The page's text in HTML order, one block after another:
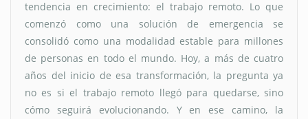
tendencia en crecimiento: el trabajo remoto. Lo que
comenzó como una solución de emergencia se
consolidó como una modalidad estable para millones
de personas en todo el mundo. Hoy, a más de cuatro
años del inicio de esa transformación, la pregunta ya
no es si el trabajo remoto llegó para quedarse, sino
cómo seguirá evolucionando. Y en ese camino, la